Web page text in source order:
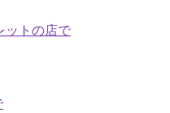
トの店で